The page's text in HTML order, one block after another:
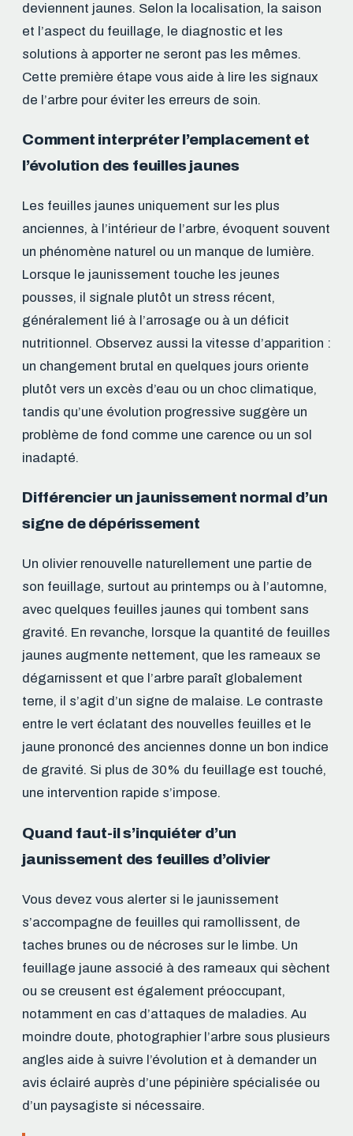
deviennent jaunes. Selon la localisation, la saison
et l’aspect du feuillage, le diagnostic et les
solutions à apporter ne seront pas les mêmes.
Cette première étape vous aide à lire les signaux
de l’arbre pour éviter les erreurs de soin.
Comment interpréter l’emplacement et
l’évolution des feuilles jaunes
Les feuilles jaunes uniquement sur les plus
anciennes, à l’intérieur de l’arbre, évoquent souvent
un phénomène naturel ou un manque de lumière.
Lorsque le jaunissement touche les jeunes
pousses, il signale plutôt un stress récent,
généralement lié à l’arrosage ou à un déficit
nutritionnel. Observez aussi la vitesse d’apparition :
un changement brutal en quelques jours oriente
plutôt vers un excès d’eau ou un choc climatique,
tandis qu’une évolution progressive suggère un
problème de fond comme une carence ou un sol
inadapté.
Différencier un jaunissement normal d’un
signe de dépérissement
Un olivier renouvelle naturellement une partie de
son feuillage, surtout au printemps ou à l’automne,
avec quelques feuilles jaunes qui tombent sans
gravité. En revanche, lorsque la quantité de feuilles
jaunes augmente nettement, que les rameaux se
dégarnissent et que l’arbre paraît globalement
terne, il s’agit d’un signe de malaise. Le contraste
entre le vert éclatant des nouvelles feuilles et le
jaune prononcé des anciennes donne un bon indice
de gravité. Si plus de 30% du feuillage est touché,
une intervention rapide s’impose.
Quand faut-il s’inquiéter d’un
jaunissement des feuilles d’olivier
Vous devez vous alerter si le jaunissement
s’accompagne de feuilles qui ramollissent, de
taches brunes ou de nécroses sur le limbe. Un
feuillage jaune associé à des rameaux qui sèchent
ou se creusent est également préoccupant,
notamment en cas d’attaques de maladies. Au
moindre doute, photographier l’arbre sous plusieurs
angles aide à suivre l’évolution et à demander un
avis éclairé auprès d’une pépinière spécialisée ou
d’un paysagiste si nécessaire.